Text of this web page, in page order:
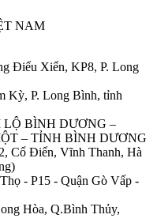
NAM
Điểu Xiển, KP8, P. Long
Kỳ, P. Long Bình, tỉnh
LỘ BÌNH DƯƠNG –
– TỈNH BÌNH DƯƠNG
Cổ Điển, Vĩnh Thanh, Hà
- P15 - Quận Gò Vấp -
Hòa, Q.Bình Thủy,